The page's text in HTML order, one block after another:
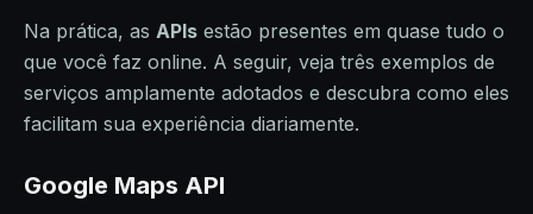
Na prática, as APIs estão presentes em quase tudo o
que você faz online. A seguir, veja três exemplos de
serviços amplamente adotados e descubra como eles
facilitam sua experiência diariamente.
Google Maps API